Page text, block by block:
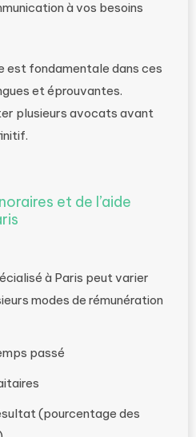
à vos besoins
est fondamentale dans ces
et éprouvantes.
plusieurs avocats avant
et de l’aide
à Paris peut varier
modes de rémunération
passé
(pourcentage des